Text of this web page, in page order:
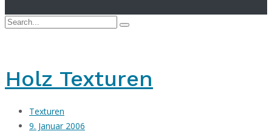
Holz Texturen
Texturen
9. Januar 2006